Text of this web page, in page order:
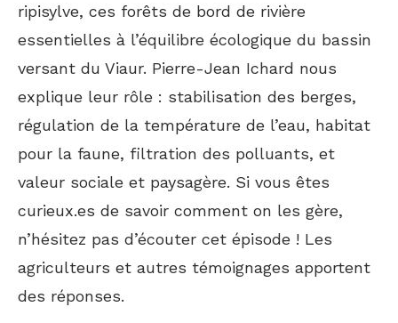
ripisylve, ces forêts de bord de rivière
essentielles à l’équilibre écologique du bassin
versant du Viaur. Pierre-Jean Ichard nous
explique leur rôle : stabilisation des berges,
régulation de la température de l’eau, habitat
pour la faune, filtration des polluants, et
valeur sociale et paysagère. Si vous êtes
curieux.es de savoir comment on les gère,
n’hésitez pas d’écouter cet épisode ! Les
agriculteurs et autres témoignages apportent
des réponses.